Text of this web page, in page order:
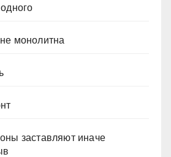
монолитна
заставляют иначе